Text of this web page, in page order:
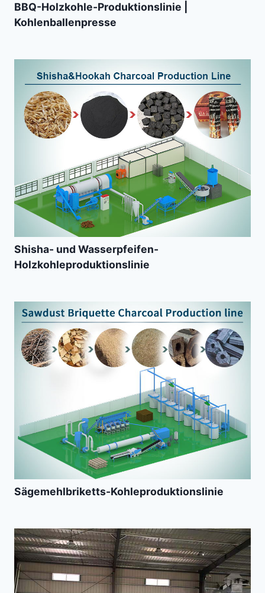
BBQ-Holzkohle-Produktionslinie |
Kohlenballenpresse
Shisha- und Wasserpfeifen-
Holzkohleproduktionslinie
Sägemehlbriketts-Kohleproduktionslinie